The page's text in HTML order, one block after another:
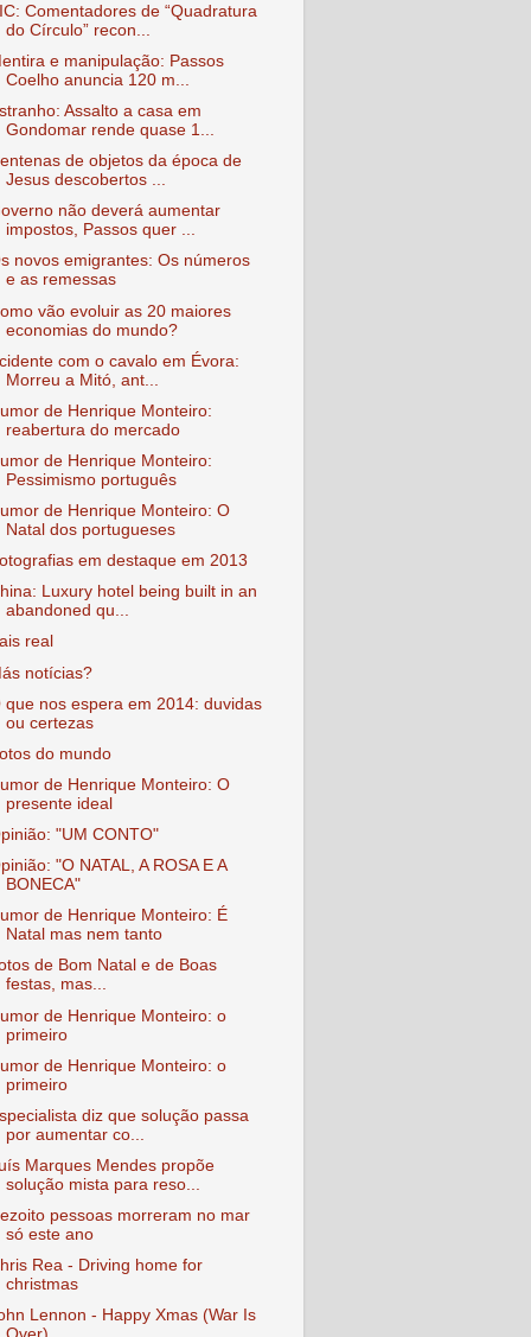
Comentadores de “Quadratura
do Círculo” recon...
e manipulação: Passos
Coelho anuncia 120 m...
Assalto a casa em
Gondomar rende quase 1...
de objetos da época de
Jesus descobertos ...
não deverá aumentar
impostos, Passos quer ...
novos emigrantes: Os números
e as remessas
vão evoluir as 20 maiores
economias do mundo?
com o cavalo em Évora:
Morreu a Mitó, ant...
de Henrique Monteiro:
reabertura do mercado
de Henrique Monteiro:
Pessimismo português
de Henrique Monteiro: O
Natal dos portugueses
em destaque em 2013
Luxury hotel being built in an
abandoned qu...
real
notícias?
que nos espera em 2014: duvidas
ou certezas
do mundo
de Henrique Monteiro: O
presente ideal
"UM CONTO"
"O NATAL, A ROSA E A
BONECA"
de Henrique Monteiro: É
Natal mas nem tanto
de Bom Natal e de Boas
festas, mas...
de Henrique Monteiro: o
primeiro
de Henrique Monteiro: o
primeiro
diz que solução passa
por aumentar co...
Marques Mendes propõe
solução mista para reso...
pessoas morreram no mar
só este ano
Rea - Driving home for
christmas
Lennon - Happy Xmas (War Is